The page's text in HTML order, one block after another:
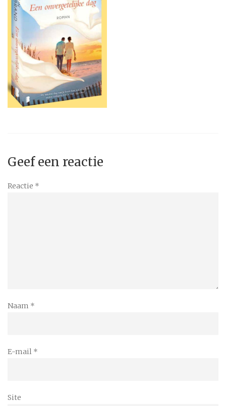
Geef een reactie
Reactie *
Naam *
E-mail *
Site